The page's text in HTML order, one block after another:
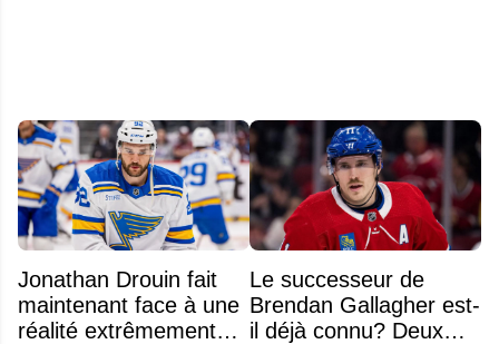
Jonathan Drouin fait
maintenant face à une
réalité extrêmement
Le successeur de
Brendan Gallagher est-
il déjà connu? Deux